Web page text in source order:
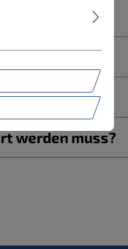
werden muss?